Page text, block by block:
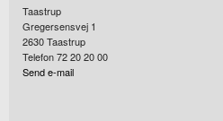
Taastrup
Gregersensvej 1
2630Taastrup
Telefon 72 20 20 00
Send e-mail